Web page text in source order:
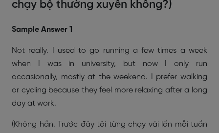
chạy bộ thường xuyên không?)
Sample Answer 1
Not really. I used to go running a few times a week
when I was in university, but now I only run
occasionally, mostly at the weekend. I prefer walking
or cycling because they feel more relaxing after a long
day at work.
(Không hẳn. Trước đây tôi từng chạy vài lần mỗi tuần